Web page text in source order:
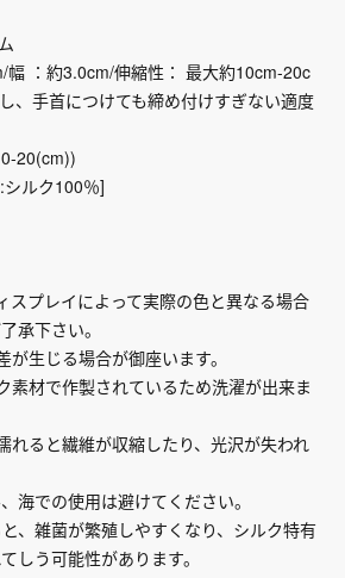
幅 ：約3.0cm/伸縮性： 最大約10cm-20c
、手首につけても締め付けすぎない適度
20(cm))
ルク100％]
スプレイによって実際の色と異なる場合
承下さい。
生じる場合が御座います。
素材で作製されているため洗濯が出来ま
れると繊維が収縮したり、光沢が失われ
海での使用は避けてください。
、雑菌が繁殖しやすくなり、シルク特有
しう可能性があります。